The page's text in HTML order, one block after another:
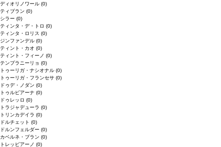
ディオリノワール (0)
ティブラン (0)
シラー (0)
ティンタ・デ・トロ (0)
ティンタ・ロリス (0)
ジンファンデル (0)
ティント・カオ (0)
ティント・フィーノ (0)
テンプラニーリョ (0)
トゥーリガ・ナシオナル (0)
トゥーリガ・フランセサ (0)
ドゥデ・ノダン (0)
トゥルビアーナ (0)
ドゥレッロ (0)
トラジャデューラ (0)
トリンカデイラ (0)
ドルチェット (0)
ドルンフェルダー (0)
カベルネ・ブラン (0)
トレッビアーノ (0)